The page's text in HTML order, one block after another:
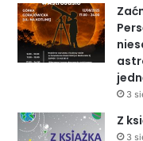
3
Z
3